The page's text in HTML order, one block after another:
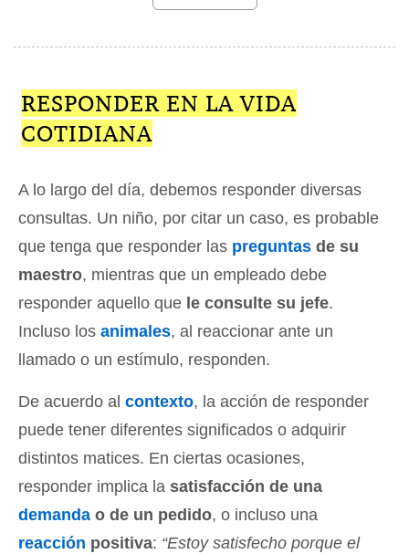
RESPONDER EN LA VIDA
COTIDIANA
A lo largo del día, debemos responder diversas
consultas. Un niño, por citar un caso, es probable
que tenga que responder las preguntas de su
maestro, mientras que un empleado debe
responder aquello que le consulte su jefe.
Incluso los animales, al reaccionar ante un
llamado o un estímulo, responden.
De acuerdo al contexto, la acción de responder
puede tener diferentes significados o adquirir
distintos matices. En ciertas ocasiones,
responder implica la satisfacción de una
demanda o de un pedido, o incluso una
reacción positiva: “Estoy satisfecho porque el